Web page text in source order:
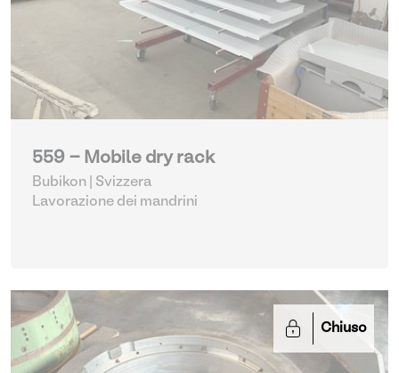
559 - Mobile dry rack
Bubikon | Svizzera
Lavorazione dei mandrini
Chiuso